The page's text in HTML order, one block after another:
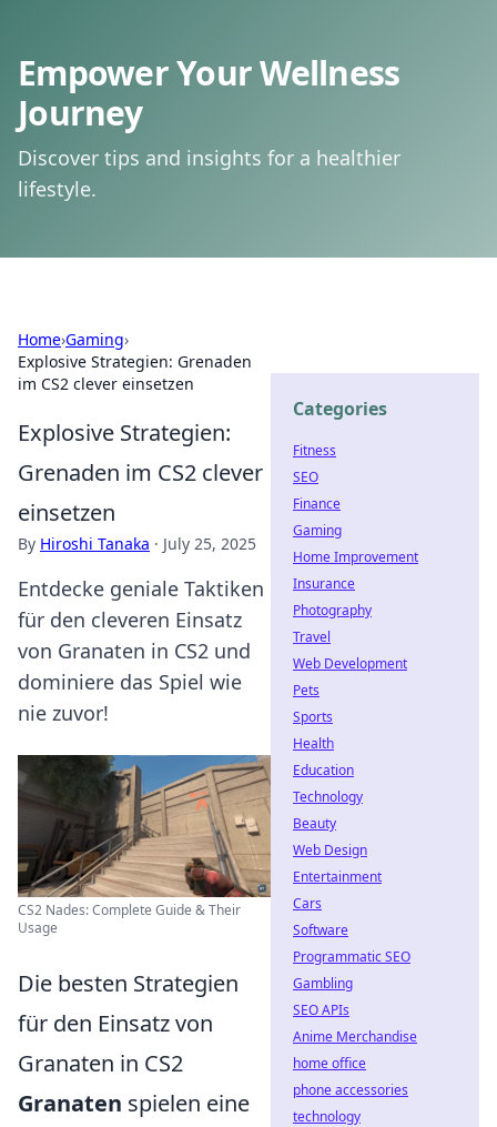
Empower Your Wellness
Journey
Discover tips and insights for a healthier
lifestyle.
Home›Gaming›
Explosive Strategien: Grenaden
im CS2 clever einsetzen
Explosive Strategien:
Grenaden im CS2 clever
einsetzen
By Hiroshi Tanaka · July 25, 2025
Entdecke geniale Taktiken
für den cleveren Einsatz
von Granaten in CS2 und
dominiere das Spiel wie
nie zuvor!
CS2 Nades: Complete Guide & Their
Usage
Die besten Strategien
für den Einsatz von
Granaten in CS2
Granaten spielen eine
Categories
Fitness
SEO
Finance
Gaming
Home Improvement
Insurance
Photography
Travel
Web Development
Pets
Sports
Health
Education
Technology
Beauty
Web Design
Entertainment
Cars
Software
Programmatic SEO
Gambling
SEO APIs
Anime Merchandise
home office
phone accessories
technology